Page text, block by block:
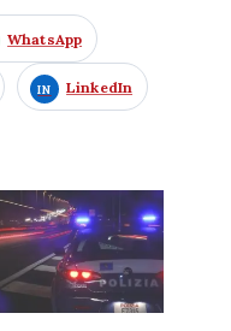
WhatsApp
LinkedIn